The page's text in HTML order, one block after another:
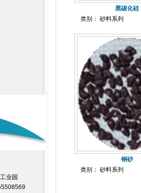
业园
黑碳化硅
类别： 砂料系列
钢砂
类别： 砂料系列